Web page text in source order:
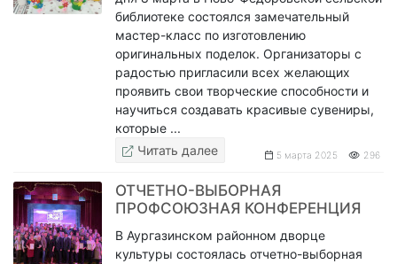
библиотеке состоялся замечательный
мастер-класс по изготовлению
оригинальных поделок. Организаторы с
радостью пригласили всех желающих
проявить свои творческие способности и
научиться создавать красивые сувениры,
которые ...
5 марта 2025 296
Читать далее
ОТЧЕТНО-ВЫБОРНАЯ
ПРОФСОЮЗНАЯ КОНФЕРЕНЦИЯ
В Аургазинском районном дворце
культуры состоялась отчетно-выборная